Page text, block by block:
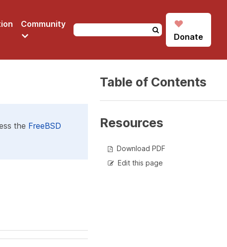
Community ♥
Donate
the FreeBSD
Table of Contents
Resources
Download PDF
Edit this page